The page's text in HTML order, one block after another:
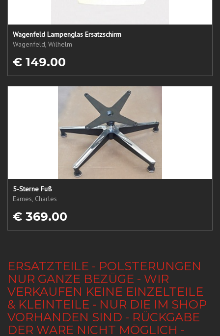
Wagenfeld Lampenglas Ersatzschirm
Wagenfeld, Wilhelm
€ 149.00
5-Sterne Fuß
Eames, Charles
€ 369.00
ERSATZTEILE - POLSTERUNGEN
NUR GANZE BEZÜGE - WIR
VERKAUFEN KEINE EINZELTEILE
& KLEINTEILE - NUR DIE IM SHOP
VORHANDEN SIND - RÜCKGABE
DER WARE NICHT MÖGLICH -